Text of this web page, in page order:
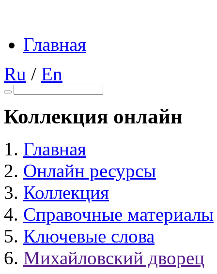
Главная
Ru / En
Коллекция онлайн
Главная
Онлайн ресурсы
Коллекция
Справочные материалы
Ключевые слова
Михайловский дворец